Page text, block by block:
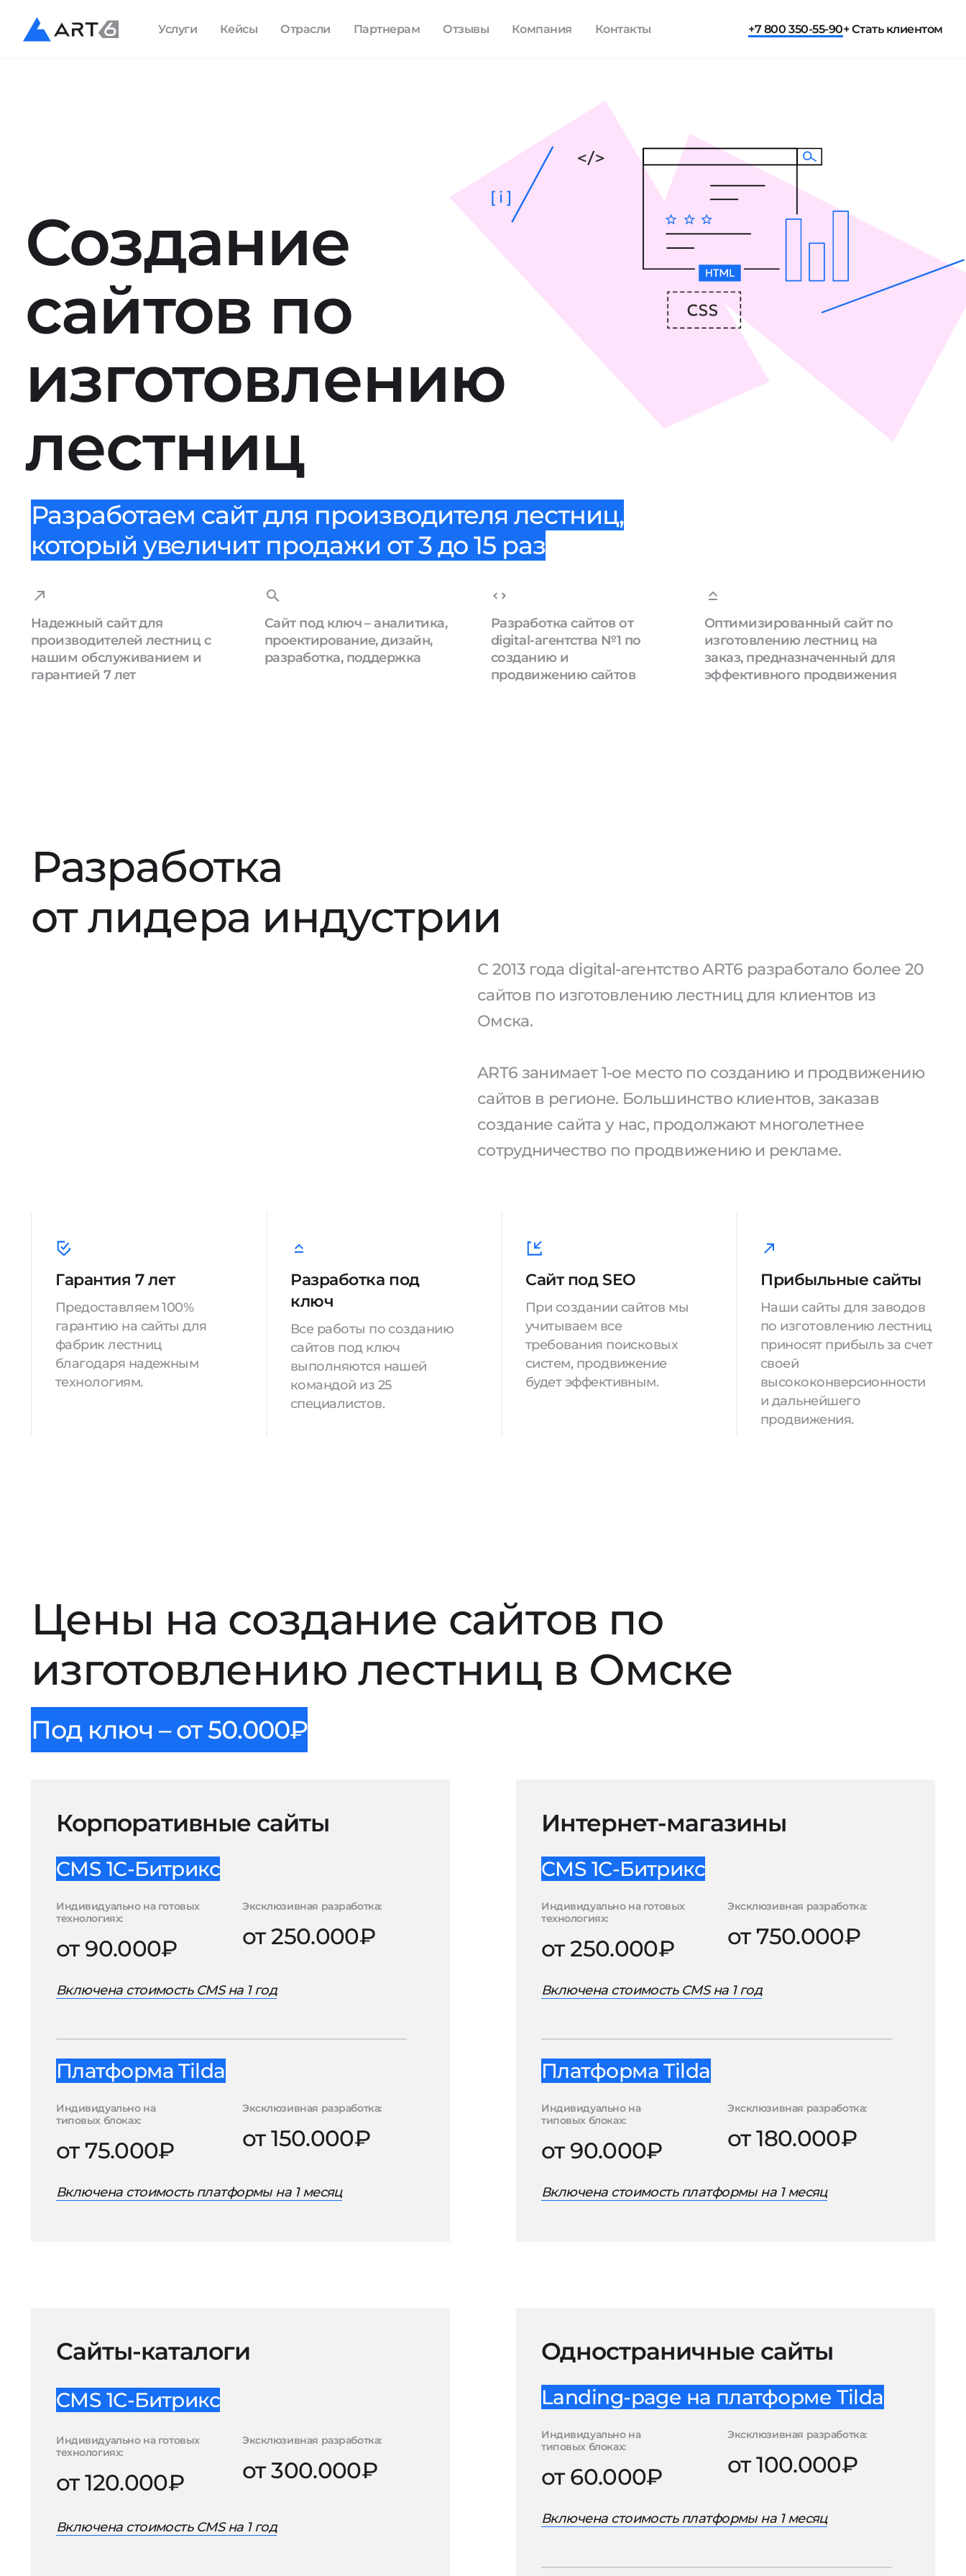
Услуги Кейсы Отрасли Партнерам Отзывы Компания Контакты +7 800 350-55-90+ Стать клиентом
Создание
сайтов по
изготовлению
лестниц
[ i ]
Разработаем сайт для производителя лестниц,
который увеличит продажи от 3 до 15 раз
Надежный сайт для
производителей лестниц с
нашим обслуживанием и
гарантией 7 лет
Сайт под ключ – аналитика,
проектирование, дизайн,
разработка, поддержка
Разработка сайтов от
digital-агентства №1 по
созданию и
продвижению сайтов
Оптимизированный сайт по
изготовлению лестниц на
заказ, предназначенный для
эффективного продвижения
Разработка
от лидера индустрии
С 2013 года digital-агентство ART6 разработало более 20
сайтов по изготовлению лестниц для клиентов из
Омска.
ART6 занимает 1-ое место по созданию и продвижению
сайтов в регионе. Большинство клиентов, заказав
создание сайта у нас, продолжают многолетнее
сотрудничество по продвижению и рекламе.
Гарантия 7 лет
Предоставляем 100%
гарантию на сайты для
фабрик лестниц
благодаря надежным
технологиям.
Разработка под
ключ
Все работы по созданию
сайтов под ключ
выполняются нашей
командой из 25
специалистов.
Сайт под SEO
При создании сайтов мы
учитываем все
требования поисковых
систем, продвижение
будет эффективным.
Прибыльные сайты
Наши сайты для заводов
по изготовлению лестниц
приносят прибыль за счет
своей
высококонверсионности
и дальнейшего
продвижения.
Цены на создание сайтов по
изготовлению лестниц в Омске
Под ключ – от 50.000₽
Корпоративные сайты
CMS 1С-Битрикс
Индивидуально на готовых
технологиях:
от 90.000₽
Эксклюзивная разработка:
от 250.000₽
Включена стоимость CMS на 1 год
Платформа Tilda
Индивидуально на
типовых блоках:
от 75.000₽
Эксклюзивная разработка:
от 150.000₽
Включена стоимость платформы на 1 месяц
Интернет-магазины
CMS 1С-Битрикс
Индивидуально на готовых
технологиях:
от 250.000₽
Эксклюзивная разработка:
от 750.000₽
Включена стоимость CMS на 1 год
Платформа Tilda
Индивидуально на
типовых блоках:
от 90.000₽
Эксклюзивная разработка:
от 180.000₽
Включена стоимость платформы на 1 месяц
Сайты-каталоги
CMS 1С-Битрикс
Индивидуально на готовых
технологиях:
от 120.000₽
Эксклюзивная разработка:
от 300.000₽
Включена стоимость CMS на 1 год
Одностраничные сайты
Landing-page на платформе Tilda
Индивидуально на
типовых блоках:
от 60.000₽
Эксклюзивная разработка:
от 100.000₽
Включена стоимость платформы на 1 месяц